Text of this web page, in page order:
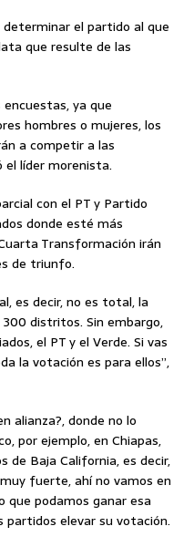
determinar el partido al que
que resulte de las
ya que
hombres o mujeres, los
a competir a las
líder morenista.
con el PT y Partido
donde esté más
Transformación irán
de triunfo.
es decir, no es total, la
distritos. Sin embargo,
el PT y el Verde. Si vas
la votación es para ellos”,
alianza?, donde no lo
por ejemplo, en Chiapas,
de Baja California, es decir,
fuerte, ahí no vamos en
que podamos ganar esa
elevar su votación.